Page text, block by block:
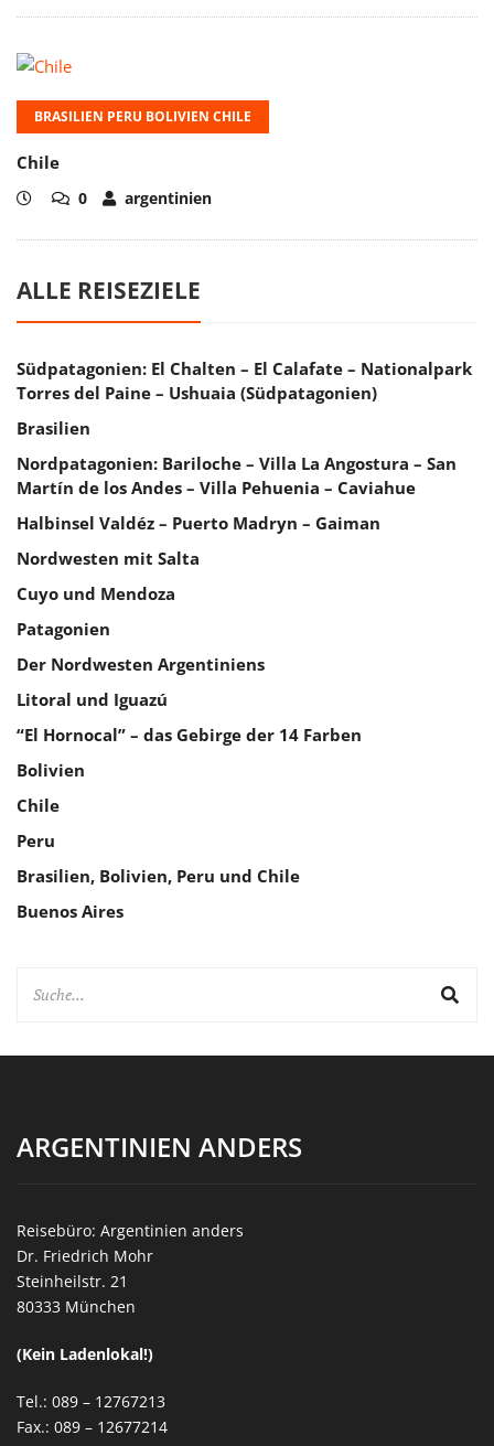
BRASILIEN PERU BOLIVIEN CHILE
Chile
0 argentinien
ALLE REISEZIELE
Südpatagonien: El Chalten – El Calafate – Nationalpark
Torres del Paine – Ushuaia (Südpatagonien)
Brasilien
Nordpatagonien: Bariloche – Villa La Angostura – San
Martín de los Andes – Villa Pehuenia – Caviahue
Halbinsel Valdéz – Puerto Madryn – Gaiman
Nordwesten mit Salta
Cuyo und Mendoza
Patagonien
Der Nordwesten Argentiniens
Litoral und Iguazú
“El Hornocal” – das Gebirge der 14 Farben
Bolivien
Chile
Peru
Brasilien, Bolivien, Peru und Chile
Buenos Aires
ARGENTINIEN ANDERS
Reisebüro: Argentinien anders
Dr. Friedrich Mohr
Steinheilstr. 21
80333 München
(Kein Ladenlokal!)
Tel.: 089 – 12767213
Fax.: 089 – 12677214